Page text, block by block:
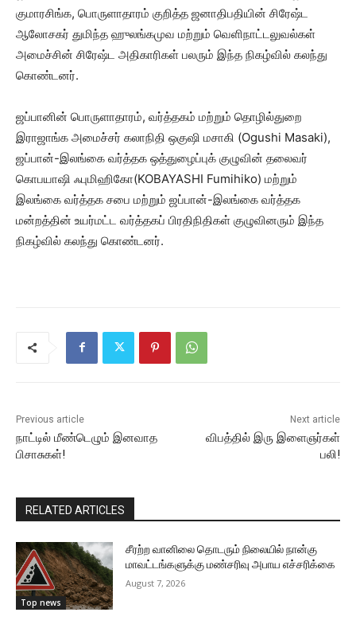
குமாரசிங்க, பொருளாதாரம் குறித்த ஜனாதிபதியின் சிரேஷ்ட
ஆலோசகர் துமிந்த ஹுலங்கமுவ மற்றும் வெளிநாட்டலுவல்கள்
அமைச்சின் சிரேஷ்ட அதிகாரிகள் பலரும் இந்த நிகழ்வில் கலந்து
கொண்டனர்.
ஜப்பானின் பொருளாதாரம், வர்த்தகம் மற்றும் தொழில்துறை
இராஜாங்க அமைச்சர் கலாநிதி ஒகுஷி மசாகி (Ogushi Masaki),
ஜப்பான்-இலங்கை வர்த்தக ஒத்துழைப்புக் குழுவின் தலைவர்
கொபயாஷி ஃபுமிஹிகோ(KOBAYASHI Fumihiko) மற்றும்
இலங்கை வர்த்தக சபை மற்றும் ஜப்பான்-இலங்கை வர்த்தக
மன்றத்தின் உயர்மட்ட வர்த்தகப் பிரதிநிதிகள் குழுவினரும் இந்த
நிகழ்வில் கலந்து கொண்டனர்.
Previous article
நாட்டில் மீண்டெழும் இனவாத
பிசாசுகள்!
Next article
விபத்தில் இரு இளைஞர்கள்
பலி!
RELATED ARTICLES
Top news
சீரற்ற வானிலை தொடரும் நிலையில் நான்கு
மாவட்டங்களுக்கு மண்சரிவு அபாய எச்சரிக்கை
August 7, 2026